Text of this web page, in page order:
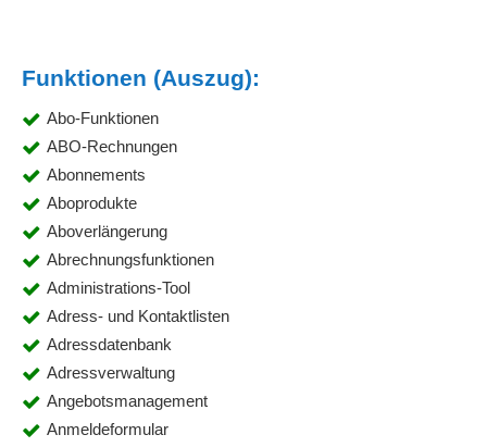
Funktionen (Auszug):
Abo-Funktionen
ABO-Rechnungen
Abonnements
Aboprodukte
Aboverlängerung
Abrechnungsfunktionen
Administrations-Tool
Adress- und Kontaktlisten
Adressdatenbank
Adressverwaltung
Angebotsmanagement
Anmeldeformular